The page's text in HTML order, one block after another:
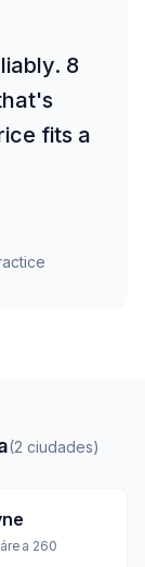
8
fits a
(2 ciudades)
260